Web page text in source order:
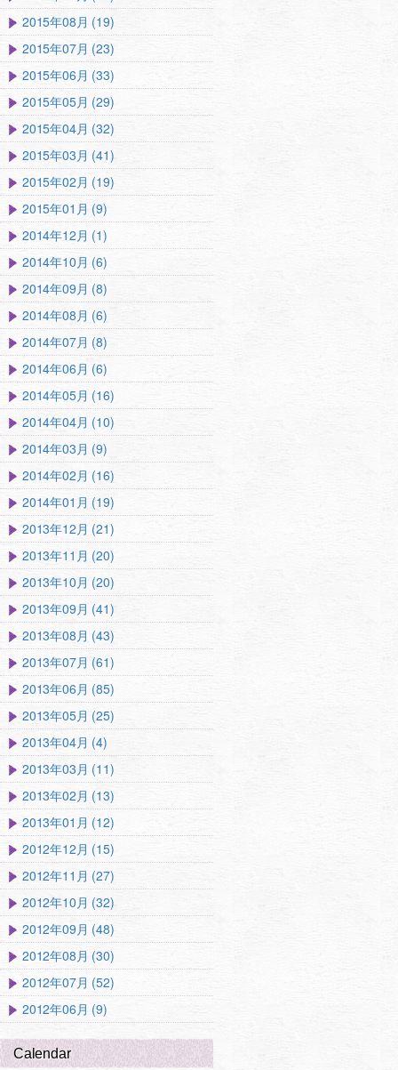
2015年08月 (19)
2015年07月 (23)
2015年06月 (33)
2015年05月 (29)
2015年04月 (32)
2015年03月 (41)
2015年02月 (19)
2015年01月 (9)
2014年12月 (1)
2014年10月 (6)
2014年09月 (8)
2014年08月 (6)
2014年07月 (8)
2014年06月 (6)
2014年05月 (16)
2014年04月 (10)
2014年03月 (9)
2014年02月 (16)
2014年01月 (19)
2013年12月 (21)
2013年11月 (20)
2013年10月 (20)
2013年09月 (41)
2013年08月 (43)
2013年07月 (61)
2013年06月 (85)
2013年05月 (25)
2013年04月 (4)
2013年03月 (11)
2013年02月 (13)
2013年01月 (12)
2012年12月 (15)
2012年11月 (27)
2012年10月 (32)
2012年09月 (48)
2012年08月 (30)
2012年07月 (52)
2012年06月 (9)
Calendar